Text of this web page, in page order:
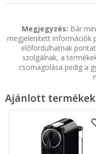
Megjegyzés: Bár
megjelenített információk
előfordulhatnak
szolgálnak, a
csomagolása pedig a
Ajánlott termékek